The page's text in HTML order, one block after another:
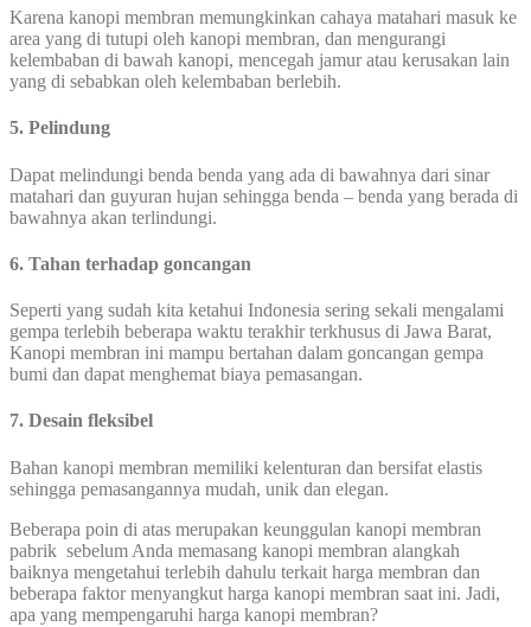
Karena kanopi membran memungkinkan cahaya matahari masuk ke
area yang di tutupi oleh kanopi membran, dan mengurangi
kelembaban di bawah kanopi, mencegah jamur atau kerusakan lain
yang di sebabkan oleh kelembaban berlebih.
5. Pelindung
Dapat melindungi benda benda yang ada di bawahnya dari sinar
matahari dan guyuran hujan sehingga benda – benda yang berada di
bawahnya akan terlindungi.
6. Tahan terhadap goncangan
Seperti yang sudah kita ketahui Indonesia sering sekali mengalami
gempa terlebih beberapa waktu terakhir terkhusus di Jawa Barat,
Kanopi membran ini mampu bertahan dalam goncangan gempa
bumi dan dapat menghemat biaya pemasangan.
7. Desain fleksibel
Bahan kanopi membran memiliki kelenturan dan bersifat elastis
sehingga pemasangannya mudah, unik dan elegan.
Beberapa poin di atas merupakan keunggulan kanopi membran
pabrik sebelum Anda memasang kanopi membran alangkah
baiknya mengetahui terlebih dahulu terkait harga membran dan
beberapa faktor menyangkut harga kanopi membran saat ini. Jadi,
apa yang mempengaruhi harga kanopi membran?